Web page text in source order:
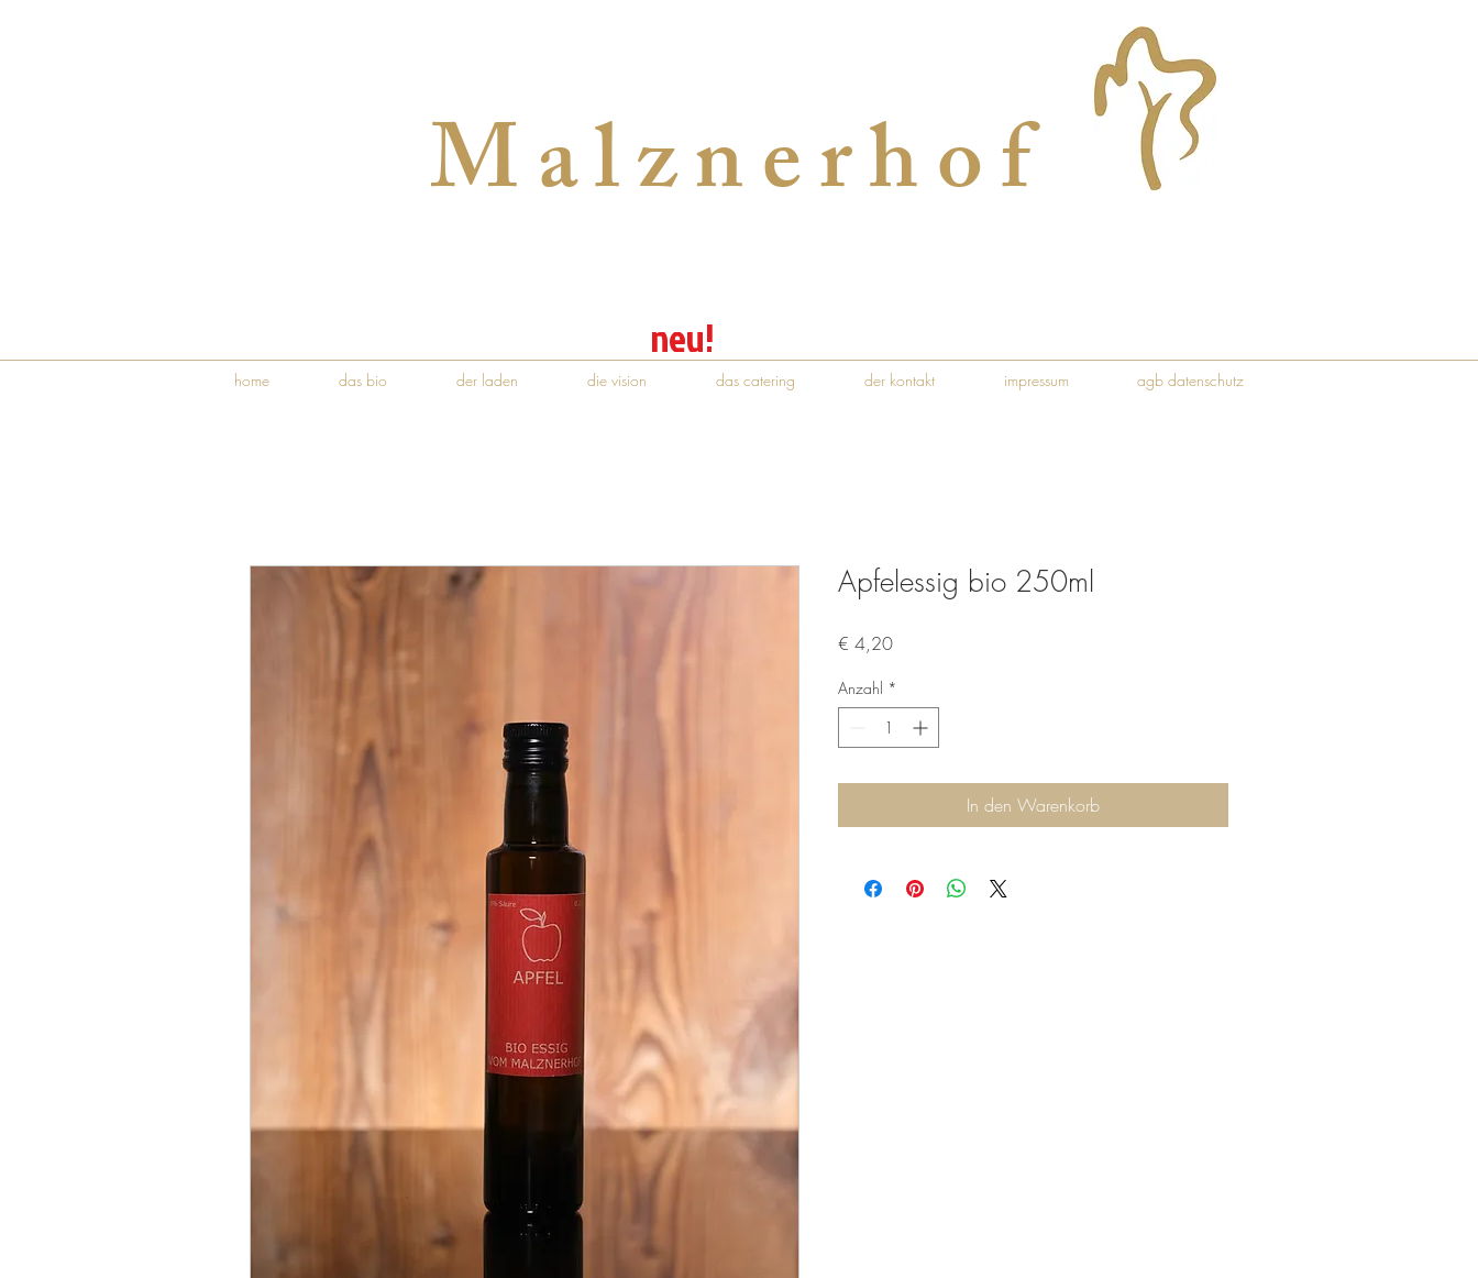
Malznerhof
home das bio der laden die vision das catering der kontakt impressum agb datenschutz
neu!
Apfelessig bio 250ml
€ 4,20Preis
Anzahl *
In den Warenkorb